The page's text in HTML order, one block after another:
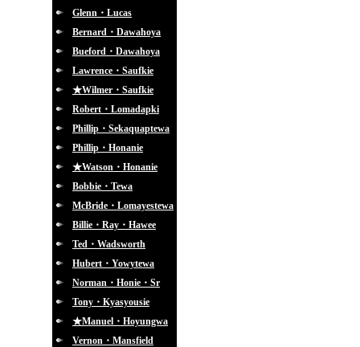
Glenn・Lucas
Bernard・Dawahoya
Bueford・Dawahoya
Lawrence・Saufkie
★Wilmer・Saufkie
Robert・Lomadapki
Phillip・Sekaquaptewa
Phillip・Honanie
★Watson・Honanie
Bobbie・Tewa
McBride・Lomayestewa
Billie・Ray・Hawee
Ted・Wadsworth
Hubert・Yowytewa
Norman・Honie・Sr
Tony・Kyasyousie
★Manuel・Hoyungwa
Vernon・Mansfield